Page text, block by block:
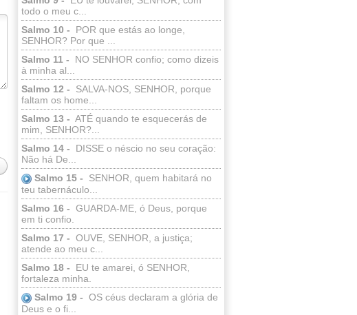
todo o meu c...
Salmo 10 -
POR que estás ao longe,
SENHOR? Por que ...
Salmo 11 -
NO SENHOR confio; como dizeis
à minha al...
Salmo 12 -
SALVA-NOS, SENHOR, porque
faltam os home...
Salmo 13 - ATÉ quando te esquecerás de
mim, SENHOR?...
Salmo 14 -
DISSE o néscio no seu coração:
Não há De...
Salmo 15 -
SENHOR, quem habitará no
teu tabernáculo...
Salmo 16 - GUARDA-ME, ó Deus, porque
em ti confio.
Salmo 17 - OUVE, SENHOR, a justiça;
atende ao meu c...
Salmo 18 -
EU te amarei, ó SENHOR,
fortaleza minha.
Salmo 19 - OS céus declaram a glória de
Deus e o fi...